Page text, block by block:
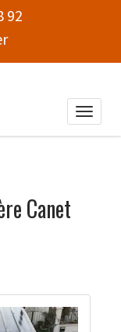
92
Toggle
Canet